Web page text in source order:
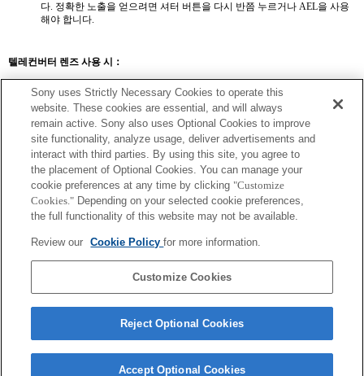
다. 정확한 노출을 얻으려면 셔터 버튼을 다시 반쯤 누르거나 AEL을 사용
해야 합니다.
텔레컨버터 렌즈 사용 시：
SEL14TC SEL20TC
SEL14TC
AF 모드가 AF-C 외의 다른 항목으로 설정되어 있고 초점이 고정되기까지 초
점 이동량이 크다면, 초점이 고정된 후에도 노출이 부정확할 수 있습니다. 정
확한 노출을 얻으려면 셔터 버튼을 다시 반쯤 누르거나 AEL을 사용해야 합니
확대 값 사용 시 해당 Exif 렌즈 이름의 초점 거리 및 최대 조리개가 나열됩니
다. 그러나, 확대 값과 조리개 값을 곱한 값이 10 이상일 경우 올바르게 표시되
Sony uses Strictly Necessary Cookies to operate this
website. These cookies are essential, and will always
remain active. Sony also uses Optional Cookies to improve
site functionality, analyze usage, deliver advertisements and
interact with third parties. By using this site, you agree to
the placement of Optional Cookies. You can manage your
cookie preferences at any time by clicking "Customize
Cookies." Depending on your selected cookie preferences,
the full functionality of this website may not be available.
Review our Cookie Policyfor more information.
Customize Cookies
Reject Optional Cookies
Accept Optional Cookies